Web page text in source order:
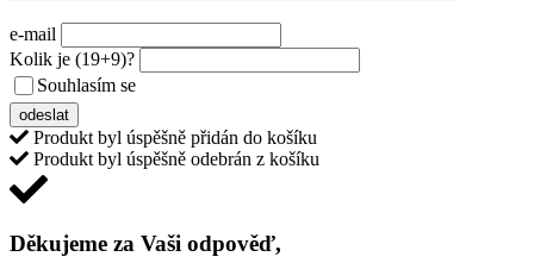
e-mail
Kolik je (19+9)?
Souhlasím se
odeslat
Produkt byl úspěšně přidán do košíku
Produkt byl úspěšně odebrán z košíku
Děkujeme za Vaši odpověď,